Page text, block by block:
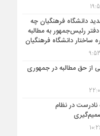
دانشگاه فرهنگیان چه
رئیس‌جمهور به مطالبه
ساختار دانشگاه فرهنگیان
از حق مطالبه در جمهوری
در نظام